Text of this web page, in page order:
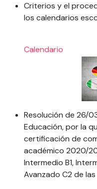
Criterios y el
los calendarios
Calendario
Resolución de 26/
Educación, por la
certificación de
académico 2020/
Intermedio B1,
Avanzado C2 de las